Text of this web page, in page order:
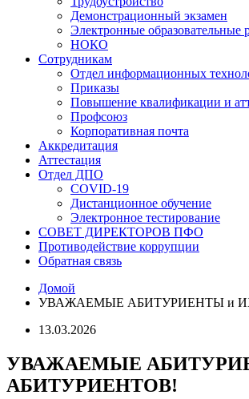
Демонстрационный экзамен
Электронные образовательные
НОКО
Сотрудникам
Отдел информационных
Приказы
Повышение квалификации и
Профсоюз
Корпоративная почта
Аккредитация
Аттестация
Отдел ДПО
COVID-19
Дистанционное обучение
Электронное тестирование
СОВЕТ ДИРЕКТОРОВ ПФО
Противодействие коррупции
Обратная связь
Домой
УВАЖАЕМЫЕ АБИТУРИЕНТЫ и
13.03.2026
УВАЖАЕМЫЕ
АБИТУРИЕНТОВ!